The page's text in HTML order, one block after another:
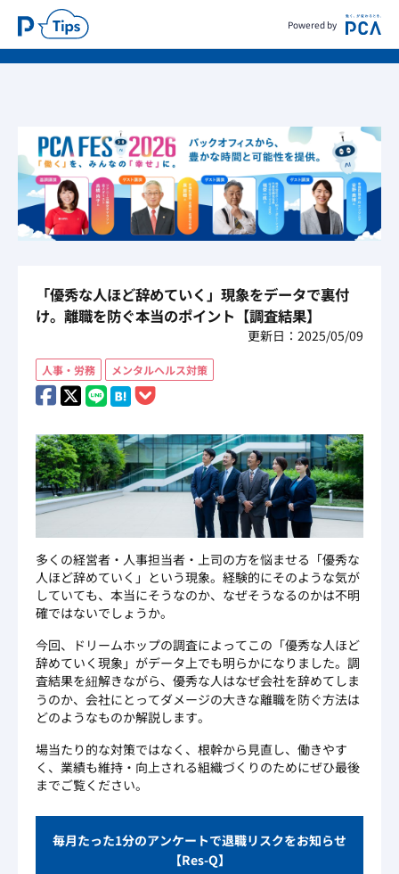
Powered by
「優秀な人ほど辞めていく」現象をデータで裏付
け。離職を防ぐ本当のポイント【調査結果】
更新日：2025/05/09
人事・労務 メンタルヘルス対策
多くの経営者・人事担当者・上司の方を悩ませる「優秀な
人ほど辞めていく」という現象。経験的にそのような気が
していても、本当にそうなのか、なぜそうなるのかは不明
確ではないでしょうか。
今回、ドリームホップの調査によってこの「優秀な人ほど
辞めていく現象」がデータ上でも明らかになりました。調
査結果を紐解きながら、優秀な人はなぜ会社を辞めてしま
うのか、会社にとってダメージの大きな離職を防ぐ方法は
どのようなものか解説します。
場当たり的な対策ではなく、根幹から見直し、働きやす
く、業績も維持・向上される組織づくりのためにぜひ最後
までご覧ください。
毎月たった1分のアンケートで退職リスクをお知らせ
【Res-Q】